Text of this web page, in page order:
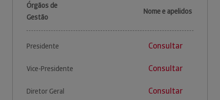
Órgãos de
Gestão
Nome e apelidos
Presidente Consultar
Vice-Presidente Consultar
Diretor Geral Consultar